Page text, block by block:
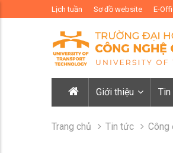
Lịch tuần Sơ đồ website E-
Giới thiệu
Trang chủ Tin tức Công